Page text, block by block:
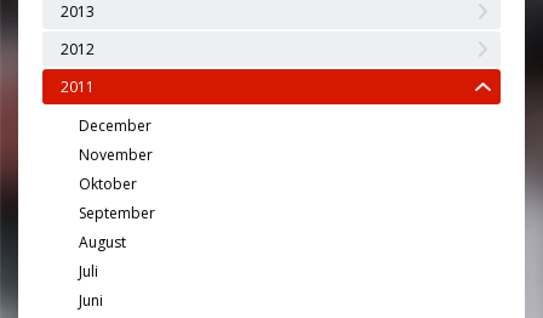
2013
2012
2011
December
November
Oktober
September
August
Juli
Juni